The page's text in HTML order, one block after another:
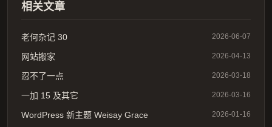
相关文章
老何杂记 30 2026-06-07
网站搬家 2026-04-13
忍不了一点 2026-03-18
一加 15 及其它 2026-03-16
WordPress 新主题 Weisay Grace 2026-01-16